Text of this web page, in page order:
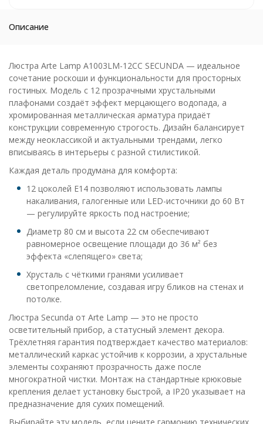
Описание
Люстра Arte Lamp A1003LM-12CC SECUNDA — идеальное
сочетание роскоши и функциональности для просторных
гостиных. Модель с 12 прозрачными хрустальными
плафонами создаёт эффект мерцающего водопада, а
хромированная металлическая арматура придаёт
конструкции современную строгость. Дизайн балансирует
между неоклассикой и актуальными трендами, легко
вписываясь в интерьеры с разной стилистикой.
Каждая деталь продумана для комфорта:
12 цоколей E14 позволяют использовать лампы
накаливания, галогенные или LED-источники до 60 Вт
— регулируйте яркость под настроение;
Диаметр 80 см и высота 22 см обеспечивают
равномерное освещение площади до 36 м² без
эффекта «слепящего» света;
Хрусталь с чёткими гранями усиливает
светопреломление, создавая игру бликов на стенах и
потолке.
Люстра Secunda от Arte Lamp — это не просто
осветительный прибор, а статусный элемент декора.
Трёхлетняя гарантия подтверждает качество материалов:
металлический каркас устойчив к коррозии, а хрустальные
элементы сохраняют прозрачность даже после
многократной чистки. Монтаж на стандартные крюковые
крепления делает установку быстрой, а IP20 указывает на
предназначение для сухих помещений.